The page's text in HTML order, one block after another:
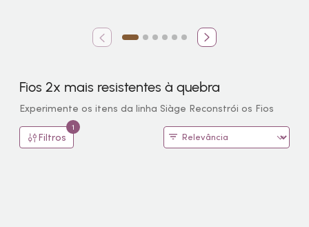
Fios 2x mais resistentes à quebra
Experimente os itens da linha Siàge Reconstrói os Fios
Filtros
1